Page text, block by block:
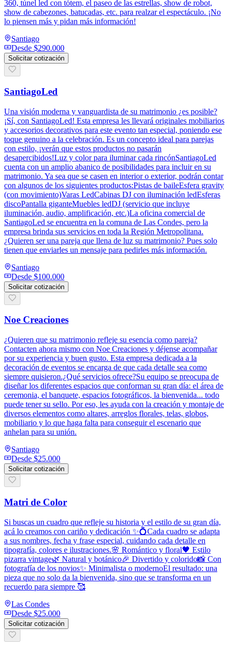
360, túnel led con tótem, el paseo de las estrellas, show de robot,
show de cabezones, batucadas, etc. para realzar el espectáculo. ¡No
lo piensen más y pidan más información!
Santiago
Desde $290.000
Solicitar cotización
SantiagoLed
Una visión moderna y vanguardista de su matrimonio ¿es posible?
¡Sí, con SantiagoLed! Esta empresa les llevará originales mobiliarios
y accesorios decorativos para este evento tan especial, poniendo ese
toque genuino a la celebración. Es un concepto ideal para parejas
con estilo, ¡verán que estos productos no pasarán
desapercibidos!Luz y color para iluminar cada rincónSantiagoLed
cuenta con un amplio abanico de posibilidades para incluir en su
matrimonio. Ya sea que se casen en interior o exterior, podrán contar
con algunos de los siguientes productos:Pistas de baileEsfera gravity
(con movimiento)Varas LedCabinas DJ con iluminación ledEsferas
discoPantalla giganteMuebles ledDJ (servicio que incluye
iluminación, audio, amplificación, etc.)La oficina comercial de
SantiagoLed se encuentra en la comuna de Las Condes, pero la
empresa brinda sus servicios en toda la Región Metropolitana.
¿Quieren ser una pareja que llena de luz su matrimonio? Pues solo
tienen que enviarles un mensaje para pedirles más información.
Santiago
Desde $100.000
Solicitar cotización
Noe Creaciones
¿Quieren que su matrimonio refleje su esencia como pareja?
Contacten ahora mismo con Noe Creaciones y déjense acompañar
por su experiencia y buen gusto. Esta empresa dedicada a la
decoración de eventos se encarga de que cada detalle sea como
siempre quisieron.¿Qué servicios ofrece?Su equipo se preocupa de
diseñar los diferentes espacios que conforman su gran día: el área de
ceremonia, el banquete, espacios fotográficos, la bienvenida... todo
puede tener su sello. Por eso, les ayuda con la creación y montaje de
diversos elementos como altares, arreglos florales, telas, globos,
mobiliario y lo que haga falta para conseguir el escenario que
anhelan para su unión.
Santiago
Desde $25.000
Solicitar cotización
Matri de Color
Si buscas un cuadro que refleje su historia y el estilo de su gran día,
acá lo creamos con cariño y dedicación ✨💍Cada cuadro se adapta
a sus nombres, fecha y frase especial, cuidando cada detalle en
tipografía, colores e ilustraciones.🌸 Romántico y floral🖤 Estilo
pizarra vintage🌿 Natural y botánico🎉 Divertido y colorido📸 Con
fotografía de los novios✨ Minimalista o modernoEl resultado: una
pieza que no solo da la bienvenida, sino que se transforma en un
recuerdo para siempre 🥰
Las Condes
Desde $25.000
Solicitar cotización